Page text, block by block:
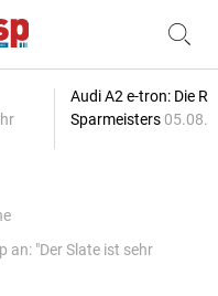
Audi A2 e-tron: Die
Sparmeisters
an: "Der Slate ist sehr